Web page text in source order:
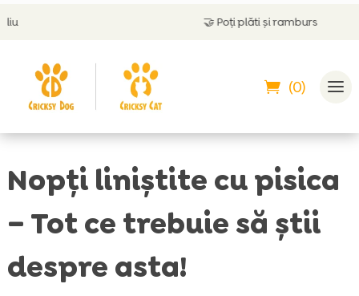
Poți plăti și ramburs
(0)
Nopți liniștite cu pisica
– Tot ce trebuie să știi
despre asta!